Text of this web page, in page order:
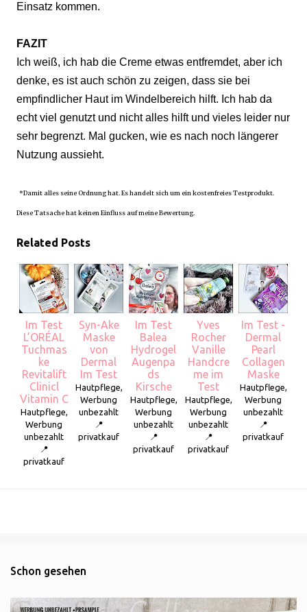
Einsatz kommen.
FAZIT
Ich weiß, ich hab die Creme etwas entfremdet, aber ich
denke, es ist auch schön zu zeigen, dass sie bei
empfindlicher Haut im Windelbereich hilft. Ich hab da
echt viel genutzt und nicht alles hilft und vieles leider nur
sehr begrenzt. Mal gucken, wie es nach noch längerer
Nutzung aussieht.
*Damit alles seine Ordnung hat. Es handelt sich um ein kostenfreies Testprodukt.
Diese Tatsache hat keinen Einfluss auf meine Bewertung.
Related Posts
Im Test
L’ORÉAL
Tuchmas
ke
Revitalift
Clinicl
Vitamin C
Hautpflege,
Werbung
unbezahlt
📍
privatkauf
Syn-Ake
Maske
von
Dermal
Im Test
Hautpflege,
Werbung
unbezahlt
📍
privatkauf
Im Test
Balea
Hydrogel
Augenpa
ds
Kirsche
Hautpflege,
Werbung
unbezahlt
📍
privatkauf
Yves
Rocher
Vanille
Handcre
me im
Test
Hautpflege,
Werbung
unbezahlt
📍
privatkauf
Im Test -
Dermal
Pearl
Collagen
Maske
Hautpflege,
Werbung
unbezahlt
📍
privatkauf
Schon gesehen